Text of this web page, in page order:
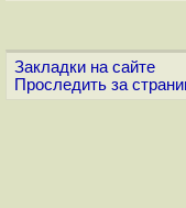
Закладки на сайте
Проследить за